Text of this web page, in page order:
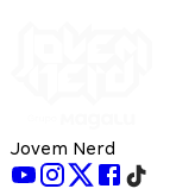
Jovem Nerd